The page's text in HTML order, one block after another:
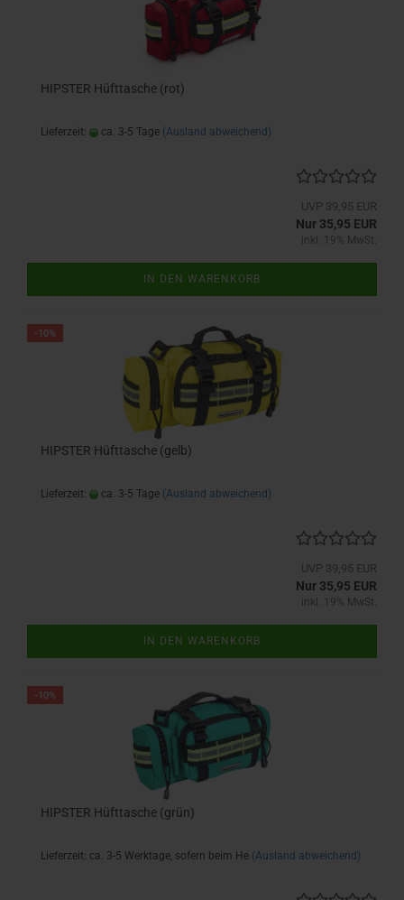
HIPSTER Hüfttasche (rot)
Lieferzeit: ca. 3-5 Tage (Ausland abweichend)
UVP 39,95 EUR
Nur 35,95 EUR
inkl. 19% MwSt.
IN DEN WARENKORB
-10%
HIPSTER Hüfttasche (gelb)
Lieferzeit: ca. 3-5 Tage (Ausland abweichend)
UVP 39,95 EUR
Nur 35,95 EUR
inkl. 19% MwSt.
IN DEN WARENKORB
-10%
HIPSTER Hüfttasche (grün)
Lieferzeit: ca. 3-5 Werktage, sofern beim He (Ausland abweichend)